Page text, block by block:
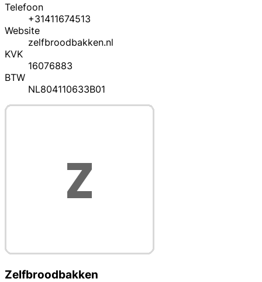
Telefoon
+31411674513
Website
zelfbroodbakken.nl
KVK
16076883
BTW
NL804110633B01
Zelfbroodbakken